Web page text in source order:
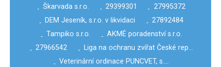
- Škarvada s.r.o. - 29399301 - 27995372
- DEM Jeseník, s.r.o. v likvidaci - 27892484
- Tampiko s.r.o. - AKMÉ poradenství s.r.o.
- 27966542 - Liga na ochranu zvířat České rep…
- Veterinární ordinace PUNCVET, s.…